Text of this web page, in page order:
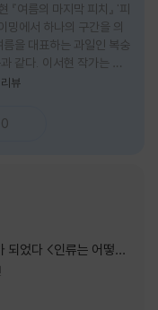
여름의 마지막 피치』 '피
에서 하나의 구간을 의
을 대표하는 과일인 복숭
같다. 이서현 작가는 이
설이 전하고 싶은 메시지
한 계절인 여름. 하지만
그리고 클라이밍의 피치
름의 아쉬움과 새로운 계
. 소설은 각자의 '여름'을
의 이야기를 담고 있다.
보받고 외모를 향한 악성
에 설 수 없게 된 요리 유
뷰
류는 어떻게